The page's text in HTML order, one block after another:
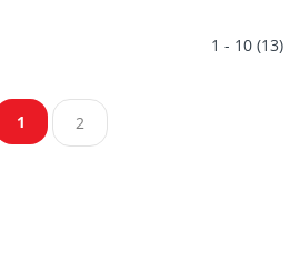
1 - 10 (13)
1 2